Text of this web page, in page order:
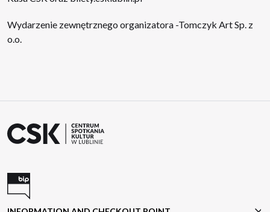
Wydarzenie zewnętrznego organizatora -Tomczyk Art Sp. z
o.o.